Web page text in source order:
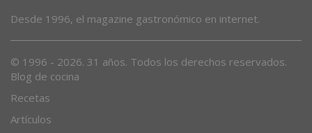
Desde 1996, el magazine gastronómico en internet.
© 1996 - 2026. 31 años. Todos los derechos reservados.
Blog de cocina
Recetas
Artículos